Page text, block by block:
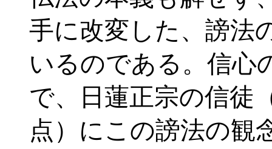
手に改変した、謗法
いるのである。信心
で、日蓮正宗の信徒
点）にこの謗法の観